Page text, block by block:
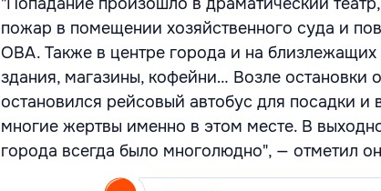
пожар в помещении хозяйственного суда и
ОВА. Также в центре города и на
здания, магазины, кофейни… Возле остановки
остановился рейсовый автобус для посадки
многие жертвы именно в этом месте. В
города всегда было многолюдно", — отметил